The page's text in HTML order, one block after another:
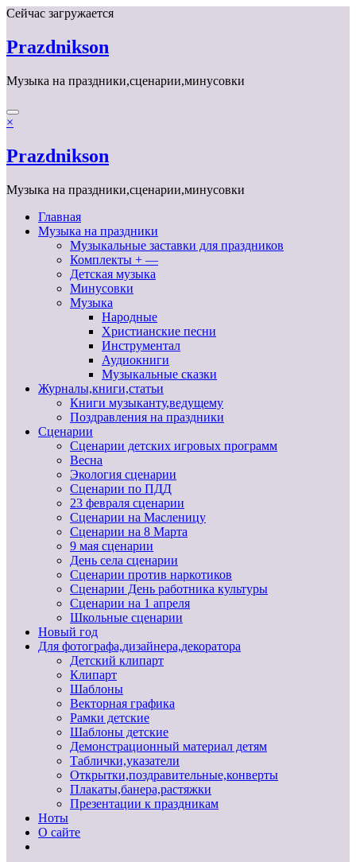
Перейти
содержимому
Сейчас загружается
Prazdnikson
Музыка на праздники,сценарии,минусовки
×
Prazdnikson
Музыка на праздники,сценарии,минусовки
Главная
Музыка на праздники
Музыкальные заставки для праздников
Комплекты + —
Детская музыка
Минусовки
Музыка
Народные
Христианские песни
Инструментал
Аудиокниги
Музыкальные сказки
Журналы,книги,статьи
Книги музыканту,ведущему
Поздравления на праздники
Сценарии
Сценарии детских игровых программ
Весна
Экология сценарии
Сценарии по ПДД
23 февраля сценарии
Сценарии на Масленицу
Сценарии на 8 Марта
9 мая сценарии
День села сценарии
Сценарии против наркотиков
Сценарии День работника культуры
Сценарии на 1 апреля
Школьные сценарии
Новый год
Для фотографа,дизайнера,декоратора
Детский клипарт
Клипарт
Шаблоны
Векторная графика
Рамки детские
Шаблоны детские
Демонстрационный материал детям
Таблички,указатели
Открытки,поздравительные,конверты
Плакаты,банера,растяжки
Презентации к праздникам
Ноты
О сайте